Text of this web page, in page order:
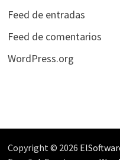
Feed de entradas
Feed de comentarios
WordPress.org
Copyright © 2026